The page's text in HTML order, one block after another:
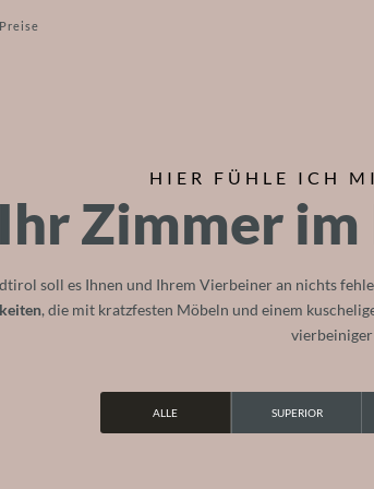
Ihr Zimmer
HIER FÜHLE ICH
soll es Ihnen und Ihrem Vierbeiner an nichts
, die mit kratzfesten Möbeln und einem
ALLE SUPERIOR